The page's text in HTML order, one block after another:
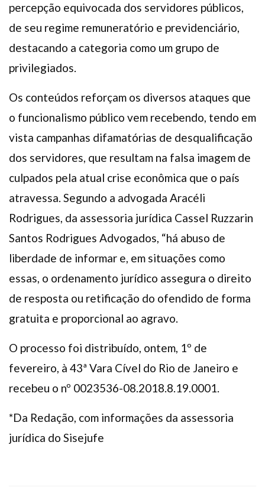
percepção equivocada dos servidores públicos,
de seu regime remuneratório e previdenciário,
destacando a categoria como um grupo de
privilegiados.
Os conteúdos reforçam os diversos ataques que
o funcionalismo público vem recebendo, tendo em
vista campanhas difamatórias de desqualificação
dos servidores, que resultam na falsa imagem de
culpados pela atual crise econômica que o país
atravessa. Segundo a advogada Aracéli
Rodrigues, da assessoria jurídica Cassel Ruzzarin
Santos Rodrigues Advogados, “há abuso de
liberdade de informar e, em situações como
essas, o ordenamento jurídico assegura o direito
de resposta ou retificação do ofendido de forma
gratuita e proporcional ao agravo.
O processo foi distribuído, ontem, 1º de
fevereiro, à 43ª Vara Cível do Rio de Janeiro e
recebeu o nº 0023536-08.2018.8.19.0001.
*Da Redação, com informações da assessoria
jurídica do Sisejufe